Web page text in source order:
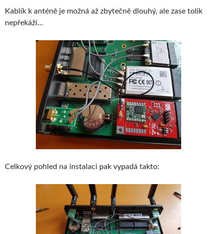
Kablík k anténě je možná až zbytečně dlouhý, ale zase tolik
nepřekáží…
Celkový pohled na instalaci pak vypadá takto: